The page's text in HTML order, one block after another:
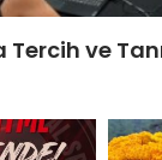
Tercih ve